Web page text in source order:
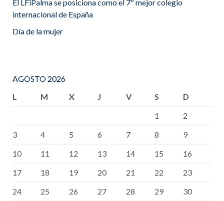
El LFiPalma se posiciona como el 7º mejor colegio
internacional de España
Día de la mujer
AGOSTO 2026
L
M X J V S
D
1
2
3
4 5 6 7 8
9
10
11 12 13 14 15
16
17
18 19 20 21 22
23
24
25 26 27 28 29
30